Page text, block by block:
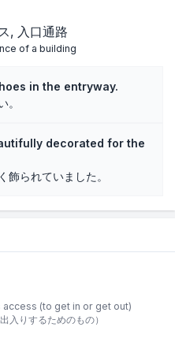
入口通路
of a building
in the entryway.
。
decorated for the
飾られていました。
(to get in or get out)
入りするためのもの）